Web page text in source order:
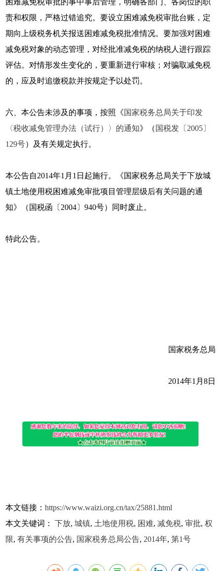
困难减免税审批的事中事后管理，明确各部门、各岗位的职
责和权限，严格过错追究。要设立困难减免税审批台账，定
期向上级税务机关报送困难减免税批准情况。要加强对困难
减免税对象的动态管理，对经批准减免税的纳税人进行跟踪
评估。对情形发生变化的，要重新进行审核；对骗取减免税
的，应及时追缴税款并按规定予以处罚。
六、本公告未涉及的事项，按照《国家税务总局关于印发
〈税收减免管理办法（试行）〉的通知》（ 国税发〔2005〕
129号）及有关规定执行。
本公告自2014年1月1日起施行。《国家税务总局关于下放城
镇土地使用税困难减免审批项目管理层级后有关问题的通
知》（国税函〔2004〕940号）同时废止。
特此公告。
国家税务总局
2014年1月8日
本文链接：https://www.waizi.org.cn/tax/25881.html
本文关键词：下放,城镇,土地使用税, 困难,减免税,审批,权
限,有关事项的公告, 国家税务总局公告,2014年,第1号